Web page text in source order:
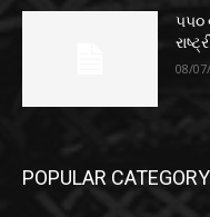
૫૫૦
08/
POPULAR CATEGORY